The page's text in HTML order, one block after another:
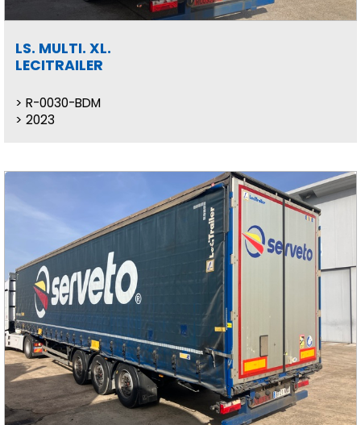
LS. MULTI. XL.
LECITRAILER
R-0030-BDM
2023